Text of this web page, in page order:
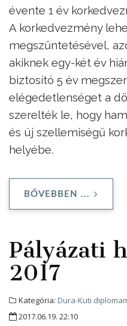
évente 1 év
A korkedvezmény
megszűntetésével,
akiknek egy-két év
biztosító 5 év
elégedetlenséget a
szerelték le, hogy
és új szellemiségű
helyébe.
BŐVEBBEN ...
Pályázati
2017
Kategória: Dura-Kuti
2017.06.19. 22:10